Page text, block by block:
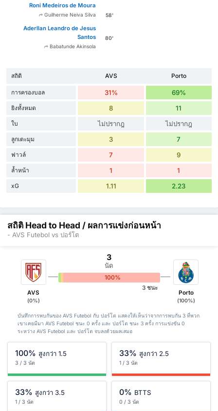
Roni Medeiros de Moura
Guilherme Neiva Silva 58'
Aderllan Leandro de Jesus
Santos
Babatunde Akinsola
80'
สถิติ AVS Porto
การครองบอล 31% 69%
ยิงทั้งหมด 8 11
ใบ ไม่ปรากฎ ไม่ปรากฎ
ลูกเตะมุม 3 7
ฟาวล์ 7 9
ล้ำหน้า 1 1
xG 1.11 2.23
สถิติ Head to Head / ผลการแข่งก่อนหน้า
- AVS Futebol vs ปอร์โต
AVS
(0%)
3
นัด
100%
3 ชนะ
Porto
(100%)
บันทึกการพบกันของ AVS Futebol กับ ปอร์โต แสดงให้เห็นว่าจากการพบกัน 3 ที่พวก
เขาเคยมีมา AVS Futebol ชนะ 0 ครั้ง และ ปอร์โต ชนะ 3 ครั้ง การแข่งขัน 0
ระหว่าง AVS Futebol และ ปอร์โต จบลงด้วยผลเสมอ
100% สูงกว่า 1.5
3 / 3 นัด
33% สูงกว่า 2.5
1 / 3 นัด
33% สูงกว่า 3.5
1 / 3 นัด
0% BTTS
0 / 3 นัด